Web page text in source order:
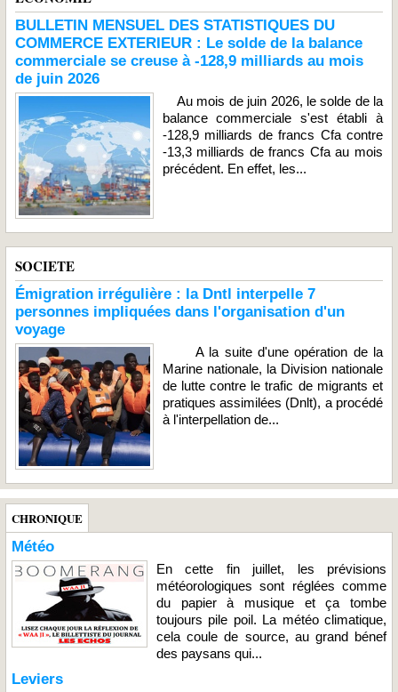
BULLETIN MENSUEL DES STATISTIQUES DU
COMMERCE EXTERIEUR : Le solde de la balance
commerciale se creuse à -128,9 milliards au mois
de juin 2026
Au mois de juin 2026, le solde de la
balance commerciale s'est établi à
-128,9 milliards de francs Cfa contre
-13,3 milliards de francs Cfa au mois
précédent. En effet, les...
SOCIETE
Émigration irrégulière : la Dntl interpelle 7
personnes impliquées dans l'organisation d'un
voyage
A la suite d'une opération de la
Marine nationale, la Division nationale
de lutte contre le trafic de migrants et
pratiques assimilées (Dnlt), a procédé
à l'interpellation de...
CHRONIQUE
Météo
En cette fin juillet, les prévisions
météorologiques sont réglées comme
du papier à musique et ça tombe
toujours pile poil. La météo climatique,
cela coule de source, au grand bénef
des paysans qui...
Leviers